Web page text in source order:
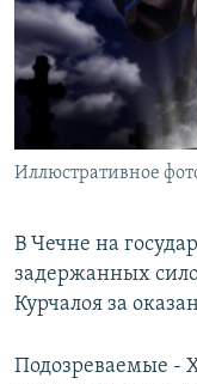
РАСПИСАНИЕ
ПОДПИШИТЕСЬ
СОЦИАЛЬНЫЕ СЕТИ
Все сайты РСЕ/
Иллюстративное
В Чечне на
задержанных
Курчалоя за
Подозреваемые -